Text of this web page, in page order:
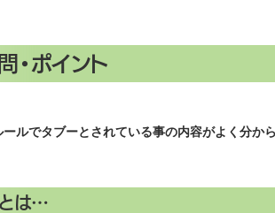
・ポイント
ルでタブーとされている事の内容がよく分から
は…